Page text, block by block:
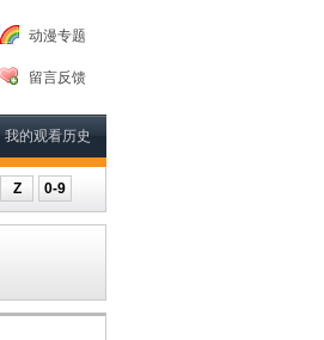
动漫专题
留言反馈
我的观看历史
Z 0-9